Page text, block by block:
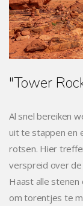
"Tower
Al snel bereiken
uit te stappen en
rotsen. Hier
verspreid over
Haast alle
om torentjes te